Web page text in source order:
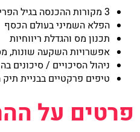
3 מקורות ההכנסה בגיל הפרישה
הפלא השמיני בעולם הכסף
תכנון מס והגדלת ריווחיות
אפשרויות השקעה שונות,
ניהול הסיכויים / סיכונים
טיפים פרקטיים בבניית
פרטים על